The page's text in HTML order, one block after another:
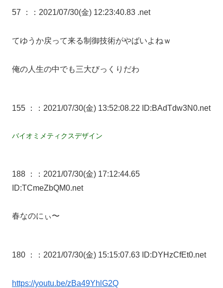
57 ： ：2021/07/30(金) 12:23:40.83 .net
てゆうか戻って来る制御技術がやばいよねｗ
俺の人生の中でも三大びっくりだわ
155 ： ：2021/07/30(金) 13:52:08.22 ID:BAdTdw3N0.net
バイオミメティクスデザイン
188 ：
：2021/07/30(金) 17:12:44.65
ID:TCmeZbQM0.net
春なのにぃ〜
180 ： ：2021/07/30(金) 15:15:07.63 ID:DYHzCfEt0.net
https://youtu.be/zBa49YhlG2Q